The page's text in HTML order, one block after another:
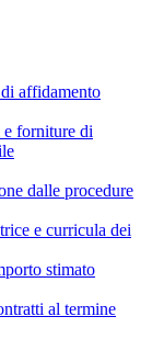
affidamento
forniture di
dalle procedure
e curricula dei
stimato
al termine